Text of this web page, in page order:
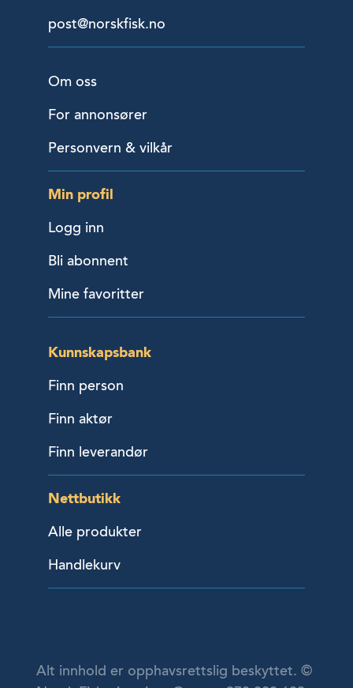
post@norskfisk.no
Om oss
For annonsører
Personvern & vilkår
Min profil
Logg inn
Bli abonnent
Mine favoritter
Kunnskapsbank
Finn person
Finn aktør
Finn leverandør
Nettbutikk
Alle produkter
Handlekurv
Alt innhold er opphavsrettslig beskyttet. ©